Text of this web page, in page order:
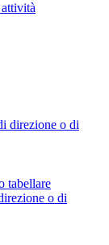
direzione o di
tabellare
o di